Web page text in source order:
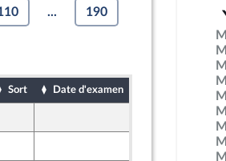
... 190
Sort Date d'examen
12 novembre 2024
12 novembre 2024